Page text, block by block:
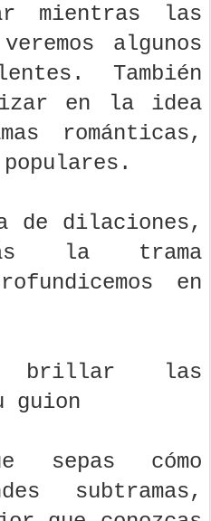
mientras las
algunos
También
en la idea
románticas,
de dilaciones,
la trama
en
brillar las
guion
sepas cómo
subtramas,